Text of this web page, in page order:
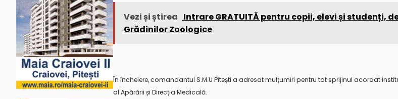
Vezi și știrea Intrare GRATUITĂ pentru copii, elevi și studenți,
Grădinilor Zoologice
În încheiere, comandantul S.M.U Pitești a adresat mulțumiri pentru tot sprijinul acordat
al Apărării și Direcția Medicală.